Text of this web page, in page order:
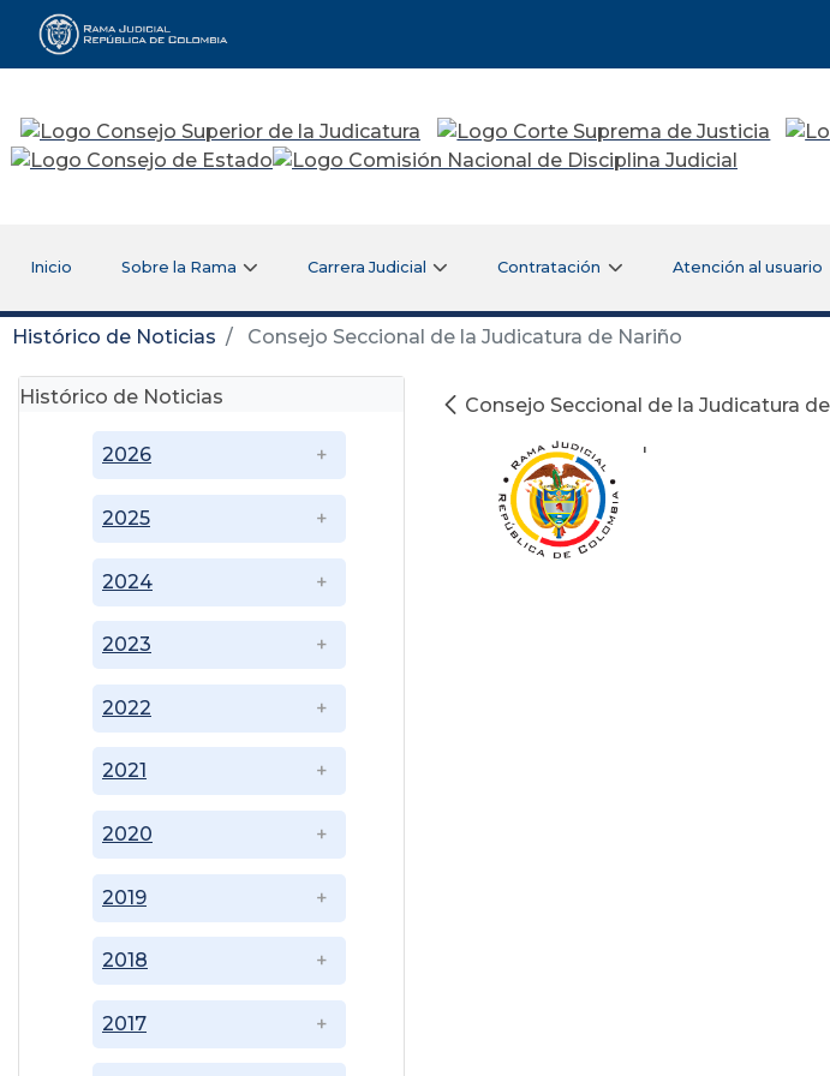
Rama Judicial
Inicio Sobre la Rama Carrera Judicial Contratación Atención al usuario
Histórico de Noticias Consejo Seccional de la Judicatura de Nariño
Histórico de Noticias
2017
2018
2019
2020
2021
2022
2023
2024
2025
2026
Consejo Seccional de la Judicatura
'